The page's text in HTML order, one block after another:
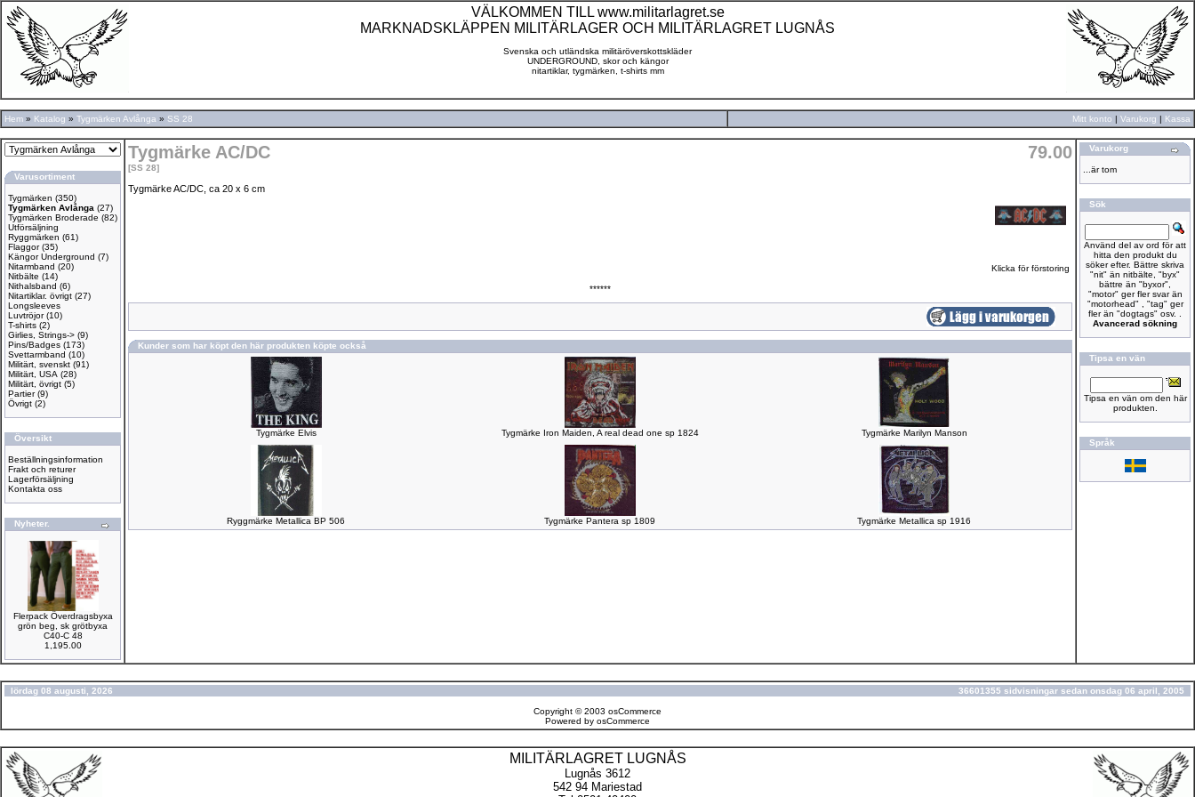
VÄLKOMMEN TILL www.militarlagret.se
MARKNADSKLÄPPEN MILITÄRLAGER OCH MILITÄRLAGRET LUGNÅS
Svenska och utländska militäröverskottskläder
UNDERGROUND, skor och kängor
nitartiklar, tygmärken, t-shirts mm
Hem » Katalog » Tygmärken Avlånga » SS 28 Mitt konto | Varukorg | Kassa
Varusortiment
Tygmärken (350)
Tygmärken Avlånga (27)
Tygmärken Broderade (82)
Utförsäljning
Ryggmärken (61)
Flaggor(35)
Kängor Underground (7)
Nitarmband (20)
Nitbälte (14)
Nithalsband (6)
Nitartiklar. övrigt (27)
Longsleeves
Luvtröjor(10)
T-shirts (2)
Girlies, Strings-> (9)
Pins/Badges (173)
Svettarmband (10)
Militärt, svenskt (91)
Militärt, USA (28)
Militärt, övrigt (5)
Partier(9)
Övrigt (2)
Översikt
Beställningsinformation
Frakt och returer
Lagerförsäljning
Kontakta oss
Nyheter.
Flerpack Överdragsbyxa
grön beg, sk grötbyxa
C40-C 48
1,195.00
Tygmärke AC/DC
[SS 28]
79.00
Klicka för förstoring
Tygmärke AC/DC, ca 20 x 6 cm
******
Kunder som har köpt den här produkten köpte också
Tygmärke Elvis Tygmärke Iron Maiden, A real dead one sp 1824 Tygmärke Marilyn Manson
Ryggmärke Metallica BP 506 Tygmärke Pantera sp 1809 Tygmärke Metallica sp 1916
Varukorg
...är tom
Sök
Använd del av ord för att
hitta den produkt du
söker efter. Bättre skriva
"nit" än nitbälte, "byx"
bättre än "byxor",
"motor" ger fler svar än
"motorhead" , "tag" ger
fler än "dogtags" osv. .
Avancerad sökning
Tipsa en vän
Tipsa en vän om den här
produkten.
Språk
lördag 08 augusti, 2026 36601355 sidvisningar sedan onsdag 06 april, 2005
Copyright © 2003 osCommerce
Powered by osCommerce
MILITÄRLAGRET LUGNÅS
Lugnås 3612
542 94 Mariestad